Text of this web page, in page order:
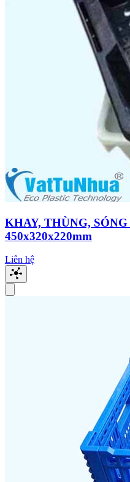
KHAY, THÙNG,
450x320x220mm
Liên hệ